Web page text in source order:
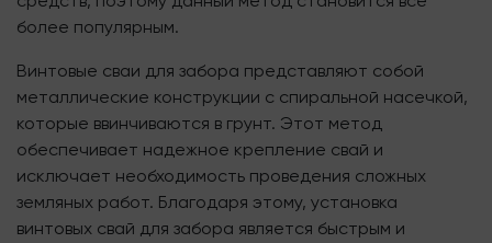
более популярным.
Винтовые сваи для забора представляют собой
металлические конструкции с спиральной насечкой,
которые ввинчиваются в грунт. Этот метод
обеспечивает надежное крепление свай и
исключает необходимость проведения сложных
земляных работ. Благодаря этому, установка
винтовых свай для забора является быстрым и